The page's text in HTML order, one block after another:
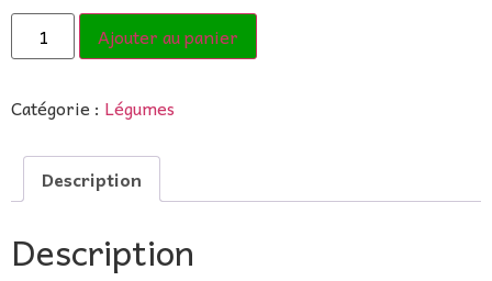
Ajouter au panier
Catégorie : Légumes
Description
Description